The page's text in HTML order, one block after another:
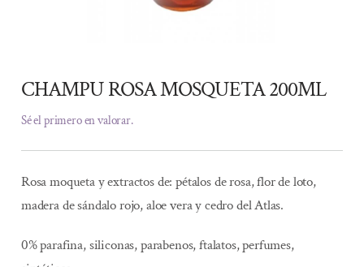
CHAMPU ROSA MOSQUETA 200ML
Sé el primero en valorar.
Rosa moqueta y extractos de: pétalos de rosa, flor de loto,
madera de sándalo rojo, aloe vera y cedro del Atlas.
0% parafina, siliconas, parabenos, ftalatos, perfumes,